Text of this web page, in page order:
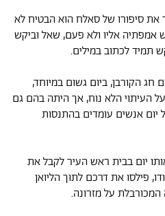
את סיפורו של סאלח הוא הבטיח לא
אמפתיה אליו ולא פעם, שאל וביקש
תמיד לכתוב במילים.
הקורבן, ביום גשום במיוחד,
העיתוי הלא נוח, אך היתה בהם גם
יום אנשים עומדים בהתנסות
יום בבית ראש העיר לקבל את
פילסו את דרכם לתוך הליואן
על מזרונה.